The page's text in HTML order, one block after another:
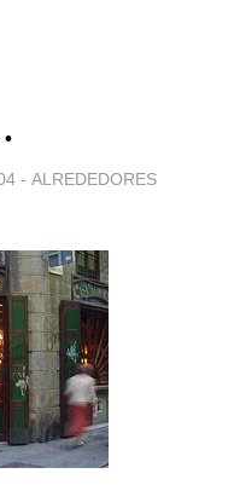
- ALREDEDORES